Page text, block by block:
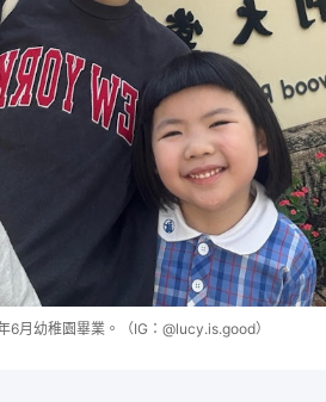
月幼稚園畢業。（IG：@lucy.is.good）